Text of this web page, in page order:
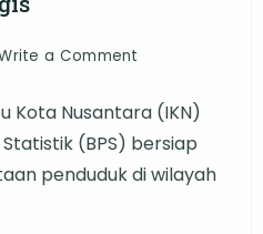
a Comment
Jejak
Awal
Nusantara:
Kota Nusantara (IKN)
(BPS) bersiap
penduduk di wilayah